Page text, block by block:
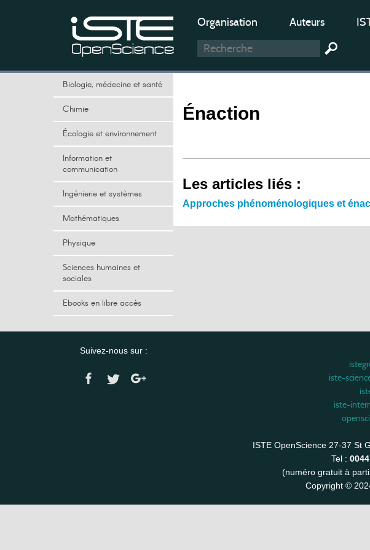
Organisation Auteurs
Biologie, médecine et santé
Chimie
Écologie et environnement
Information et
communication
Ingénierie et systèmes
Mathématiques
Physique
Sciences humaines et
sociales
Ebooks en libre accès
Énaction
Les articles liés :
Approches phénoménologiques et
Suivez-nous sur :
iste-
iste-
ISTE OpenScience 27-37 St
Tel :
(numéro gratuit à
Copyright ©